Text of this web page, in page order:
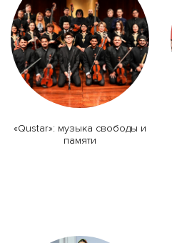
«Qustar»: музыка свободы и
памяти